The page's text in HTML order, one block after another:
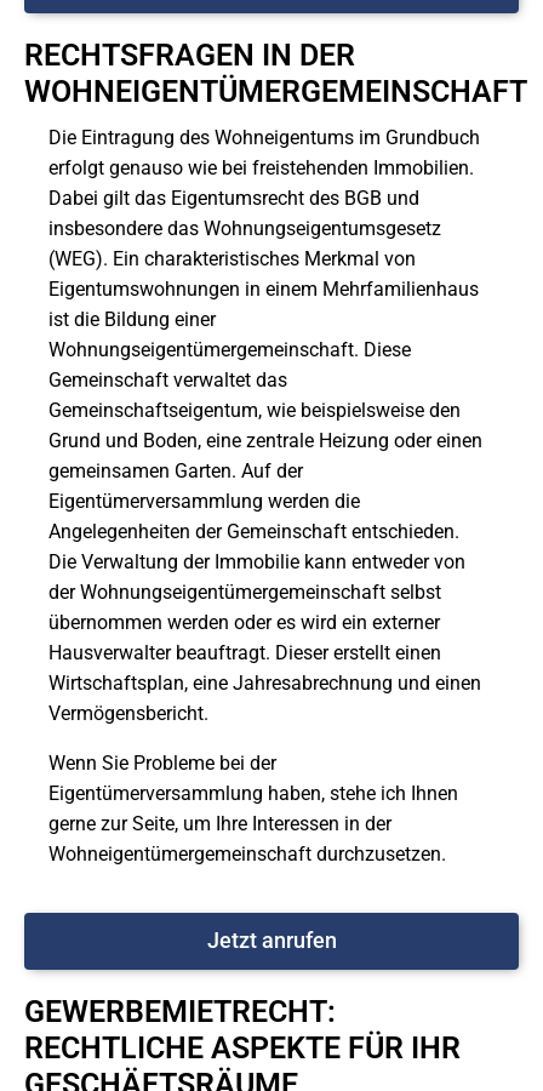
RECHTSFRAGEN IN DER
WOHNEIGENTÜMERGEMEINSCHAFT
Die Eintragung des Wohneigentums im Grundbuch
erfolgt genauso wie bei freistehenden Immobilien.
Dabei gilt das Eigentumsrecht des BGB und
insbesondere das Wohnungseigentumsgesetz
(WEG). Ein charakteristisches Merkmal von
Eigentumswohnungen in einem Mehrfamilienhaus
ist die Bildung einer
Wohnungseigentümergemeinschaft. Diese
Gemeinschaft verwaltet das
Gemeinschaftseigentum, wie beispielsweise den
Grund und Boden, eine zentrale Heizung oder einen
gemeinsamen Garten. Auf der
Eigentümerversammlung werden die
Angelegenheiten der Gemeinschaft entschieden.
Die Verwaltung der Immobilie kann entweder von
der Wohnungseigentümergemeinschaft selbst
übernommen werden oder es wird ein externer
Hausverwalter beauftragt. Dieser erstellt einen
Wirtschaftsplan, eine Jahresabrechnung und einen
Vermögensbericht.
Wenn Sie Probleme bei der
Eigentümerversammlung haben, stehe ich Ihnen
gerne zur Seite, um Ihre Interessen in der
Wohneigentümergemeinschaft durchzusetzen.
Jetzt anrufen
GEWERBEMIETRECHT:
RECHTLICHE ASPEKTE FÜR IHR